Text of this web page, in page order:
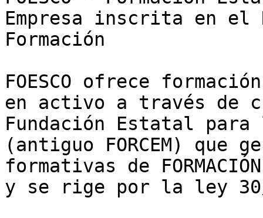
Empresa inscrita en el
Formación
FOESCO ofrece
en activo a través de
Fundación Estatal para
(antiguo FORCEM) que
formativas de
y se rige por la ley 30/